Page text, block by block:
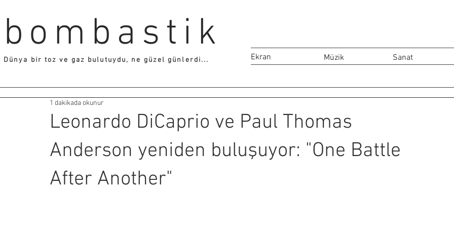
bombastik
Dünya bir toz ve gaz bulutuydu, ne güzel günlerdi... Ekran Müzik Sanat
Leonardo DiCaprio ve Paul Thomas
Anderson yeniden buluşuyor: "One Battle
After Another"
1 dakikada okunur